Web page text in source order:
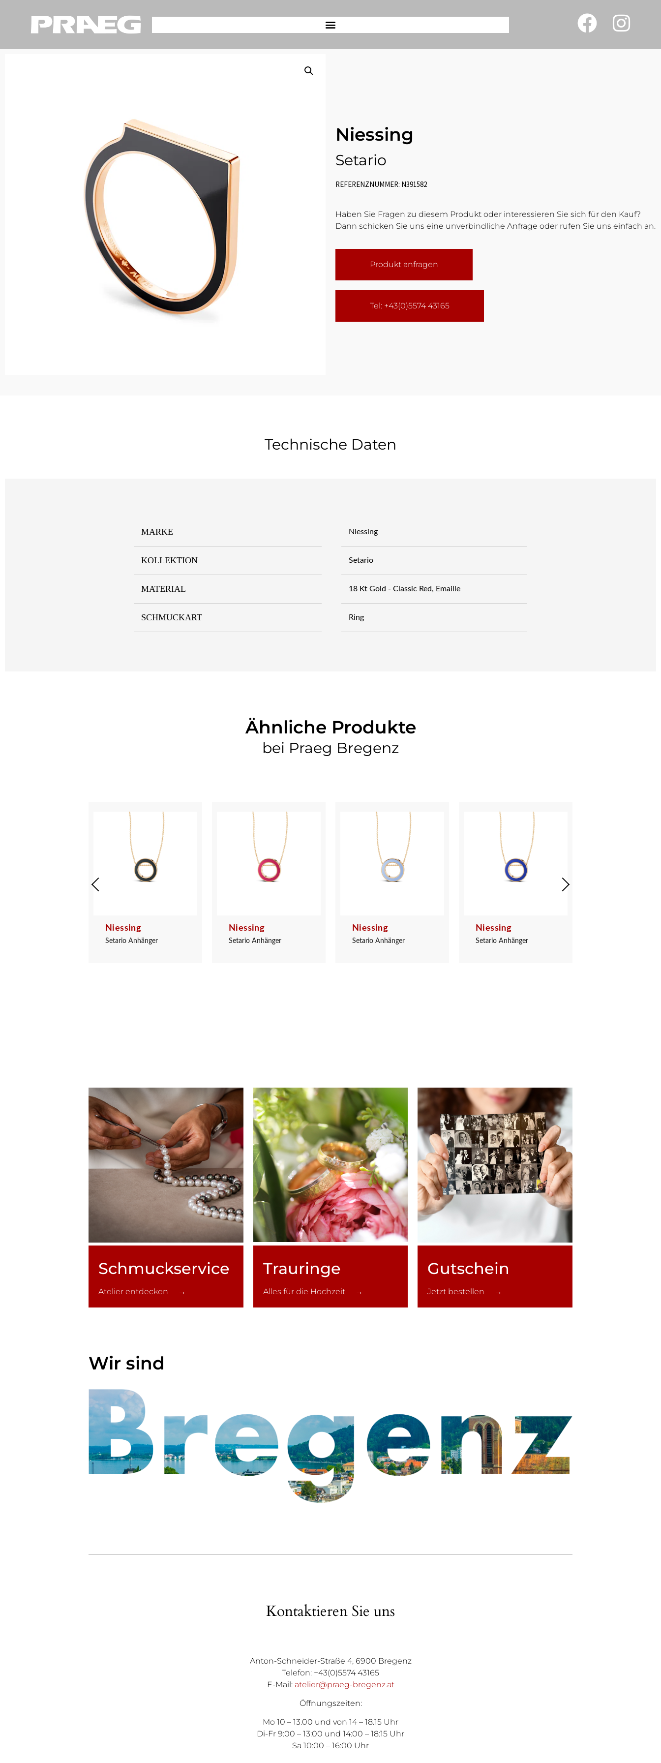
Niessing
Setario
REFERENZNUMMER: N391582
Haben Sie Fragen zu diesem Produkt oder interessieren Sie sich für den Kauf?
Dann schicken Sie uns eine unverbindliche Anfrage oder rufen Sie uns einfach an.
Produkt anfragen
Tel: +43(0)5574 43165
Technische Daten
MARKE Niessing
KOLLEKTION Setario
MATERIAL 18 Kt Gold - Classic Red, Emaille
SCHMUCKART Ring
Ähnliche Produkte
bei Praeg Bregenz
Niessing
Setario Anhänger
Niessing
Setario Anhänger
Niessing
Setario Anhänger
Niessing
Setario Anhänger
Schmuck­service
Atelier entdecken →
Trauringe
Alles für die Hochzeit →
Gutschein
Jetzt bestellen →
Wir sind
Kontaktieren Sie uns
Anton-Schneider-Straße 4, 6900 Bregenz
Telefon: +43(0)5574 43165
E-Mail: atelier@praeg-bregenz.at
Öffnungszeiten:
Mo 10 – 13.00 und von 14 – 18.15 Uhr
Di-Fr 9:00 – 13:00 und 14:00 – 18:15 Uhr
Sa 10:00 – 16:00 Uhr